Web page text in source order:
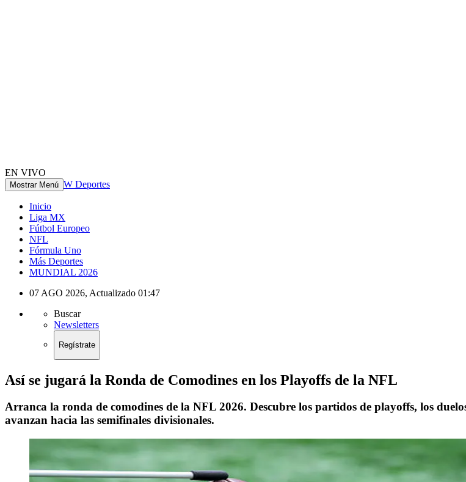
EN VIVO
Mostrar Menú W Deportes
Inicio
Liga MX
Fútbol Europeo
NFL
Fórmula Uno
Más Deportes
MUNDIAL 2026
07 AGO 2026, Actualizado 01:47
Buscar
Newsletters
Regístrate
Así se jugará la Ronda de Comodines en los Playoffs de la NFL
Arranca la ronda de comodines de la NFL 2026. Descubre los partidos de playoffs, los
avanzan hacia las semifinales divisionales.